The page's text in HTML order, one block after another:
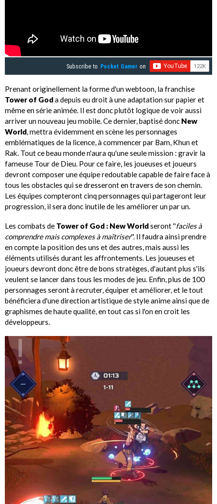
Subscribe to Pocket Gamer on
Prenant originellement la forme d'un webtoon, la franchise
Tower of Goda depuis eu droit à une adaptation sur papier et
même en série animée. Il est donc plutôt logique de voir aussi
arriver un nouveau jeu mobile. Ce dernier, baptisé donc New
World, mettra évidemment en scène les personnages
emblématiques de la licence, à commencer par Bam, Khun et
Rak. Tout ce beau monde n'aura qu'une seule mission : gravir la
fameuse Tour de Dieu. Pour ce faire, les joueuses et joueurs
devront composer une équipe redoutable capable de faire face à
tous les obstacles qui se dresseront en travers de son chemin.
Les équipes compteront cinq personnages qui partageront leur
progression, il sera donc inutile de les améliorer un par un.
Les combats de Tower of God : New Worldseront ''faciles à
comprendre mais complexes à maîtriser''. Il faudra ainsi prendre
en compte la position des uns et des autres, mais aussi les
éléments utilisés durant les affrontements. Les joueuses et
joueurs devront donc être de bons stratèges, d'autant plus s'ils
veulent se lancer dans tous les modes de jeu. Enfin, plus de 100
personnages seront à recruter, équiper et améliorer, et le tout
bénéficiera d'une direction artistique de style anime ainsi que de
graphismes de haute qualité, en tout cas si l'on en croit les
développeurs.